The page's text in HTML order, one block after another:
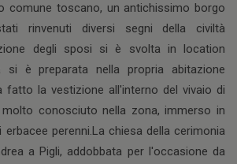
comune toscano, un antichissimo borgo
rinvenuti diversi segni della civiltà
degli sposi si è svolta in location
si è preparata nella propria abitazione
la vestizione all'interno del vivaio di
conosciuto nella zona, immerso in
perenni.La chiesa della cerimonia
a Pigli, addobbata per l'occasione da